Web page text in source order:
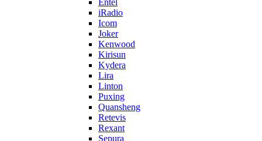
Entel
iRadio
Icom
Joker
Kenwood
Kirisun
Kydera
Lira
Linton
Puxing
Quansheng
Retevis
Rexant
Sepura